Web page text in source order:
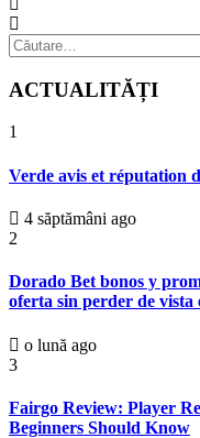
Caută
după:
ACTUALITĂȚI
1
Verde avis et réputation
4 săptămâni ago
2
Dorado Bet bonos y
oferta sin perder de vista
o lună ago
3
Fairgo Review: Player
Beginners Should Know